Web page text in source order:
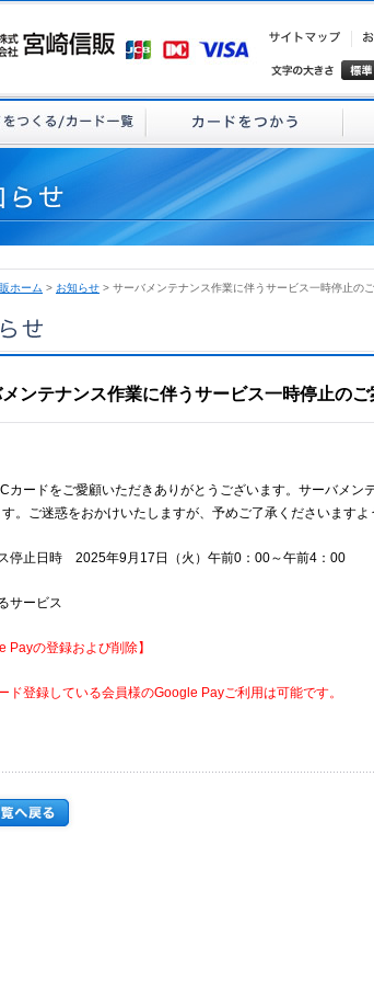
ホーム > お知らせ > サーバメンテナンス作業に伴うサービス一時停止の
ンテナンス作業に伴うサービス一時停止のご
カードをご愛顧いただきありがとうございます。サーバメン
。ご迷惑をおかけいたしますが、予めご了承くださいますよ
停止日時 2025年9月17日（火）午前0：00～午前4：00
サービス
Payの登録および削除】
ド登録している会員様のGoogle Payご利用は可能です。